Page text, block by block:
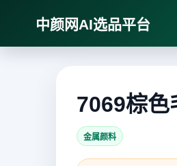
中颜网AI选品平台
7069棕色
金属颜料